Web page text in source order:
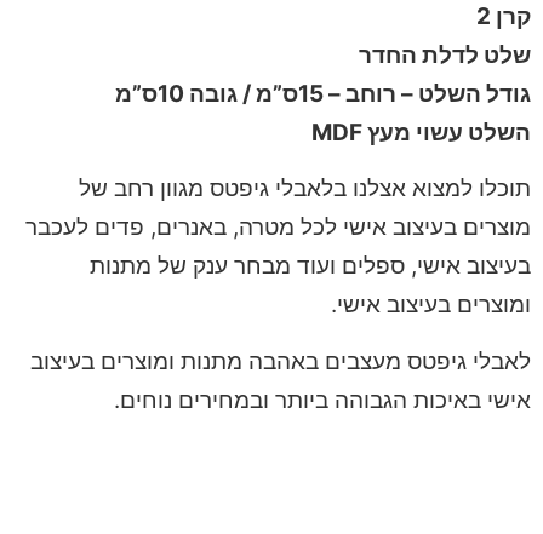
קרן 2
שלט לדלת החדר
גודל השלט – רוחב – 15ס”מ / גובה 10ס”מ
השלט עשוי מעץ MDF
תוכלו למצוא אצלנו בלאבלי גיפטס מגוון רחב של
מוצרים בעיצוב אישי לכל מטרה, באנרים, פדים לעכבר
בעיצוב אישי, ספלים ועוד מבחר ענק של מתנות
ומוצרים בעיצוב אישי.
לאבלי גיפטס מעצבים באהבה מתנות ומוצרים בעיצוב
אישי באיכות הגבוהה ביותר ובמחירים נוחים.